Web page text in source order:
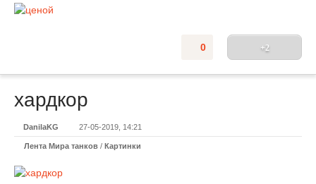
+2
0
хардкор
DanilaKG 27-05-2019, 14:21
Лента Мира танков / Картинки